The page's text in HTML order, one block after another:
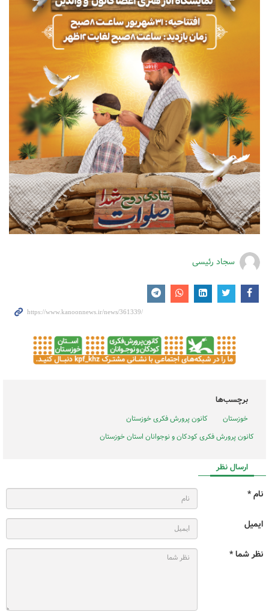
سجاد رئیسی
برچسب‌ها
خوزستان
کانون پرورش فکری خوزستان
کانون پرورش فکری کودکان و نوجوانان استان خوزستان
ارسال نظر
نام *
ایمیل
نظر شما *